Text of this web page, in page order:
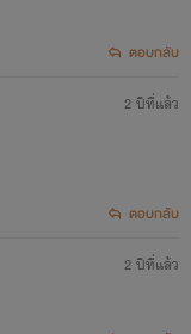
ตอบกลับ
2 ปีที่แล้ว
ตอบกลับ
2 ปีที่แล้ว